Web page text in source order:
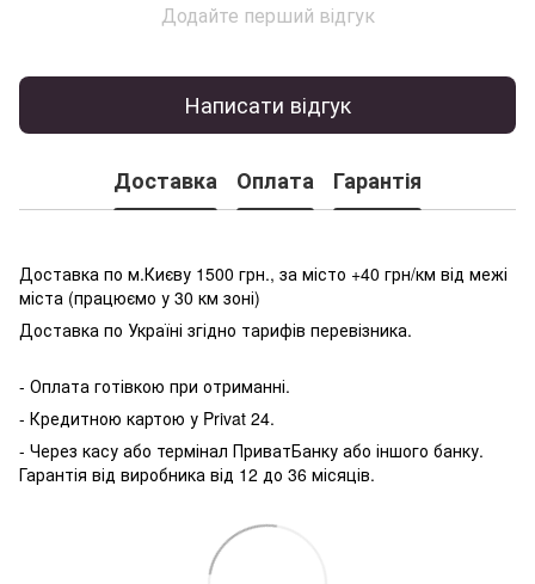
Додайте перший відгук
Написати відгук
Доставка Оплата Гарантія
Доставка по м.Києву 1500 грн., за місто +40 грн/км від межі
міста (працюємо у 30 км зоні)
Доставка по Україні згідно тарифів перевізника.
- Оплата готівкою при отриманні.
- Кредитною картою у Privat 24.
- Через касу або термінал ПриватБанку або іншого банку.
Гарантія від виробника від 12 до 36 місяців.